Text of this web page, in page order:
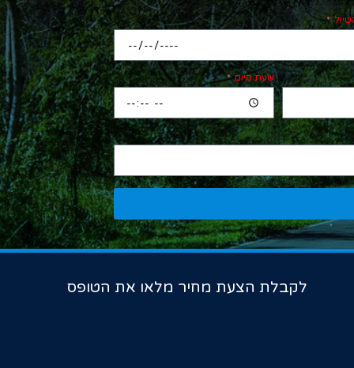
שעת סיום
לקבלת הצעת מחיר מלאו את הטופס